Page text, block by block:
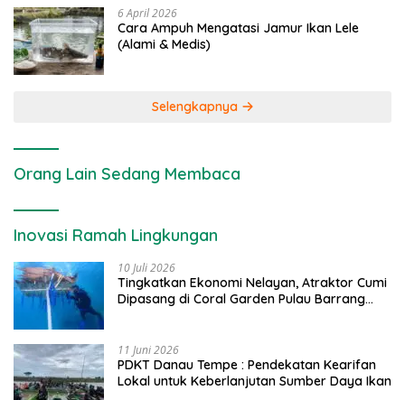
6 April 2026
Cara Ampuh Mengatasi Jamur Ikan Lele
(Alami & Medis)
Selengkapnya
Orang Lain Sedang Membaca
Inovasi Ramah Lingkungan
10 Juli 2026
Tingkatkan Ekonomi Nelayan, Atraktor Cumi
Dipasang di Coral Garden Pulau Barrang
11 Juni 2026
PDKT Danau Tempe : Pendekatan Kearifan
Lokal untuk Keberlanjutan Sumber Daya Ikan